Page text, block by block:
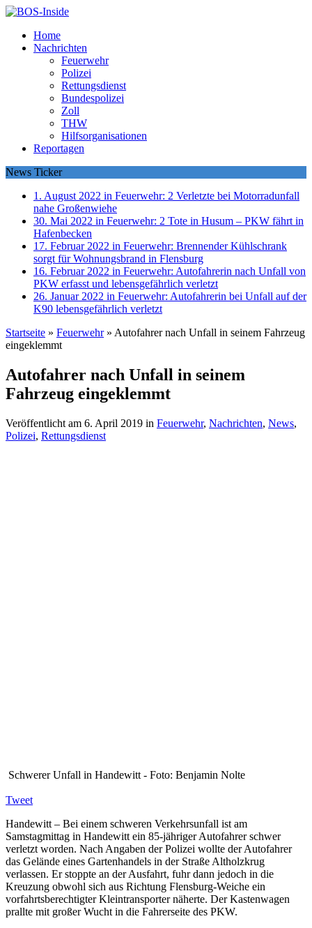
Home
Nachrichten
Feuerwehr
Polizei
Rettungsdienst
Bundespolizei
Zoll
THW
Hilfsorganisationen
Reportagen
News Ticker
1. August 2022 in Feuerwehr: 2 Verletzte bei Motorradunfall
nahe Großenwiehe
30. Mai 2022 in Feuerwehr: 2 Tote in Husum – PKW fährt in
Hafenbecken
17. Februar 2022 in Feuerwehr: Brennender Kühlschrank
sorgt für Wohnungsbrand in Flensburg
16. Februar 2022 in Feuerwehr: Autofahrerin nach Unfall von
PKW erfasst und lebensgefährlich verletzt
26. Januar 2022 in Feuerwehr: Autofahrerin bei Unfall auf der
K90 lebensgefährlich verletzt
Startseite » Feuerwehr » Autofahrer nach Unfall in seinem Fahrzeug
eingeklemmt
Autofahrer nach Unfall in seinem
Fahrzeug eingeklemmt
Veröffentlicht am 6. April 2019 in Feuerwehr, Nachrichten, News,
Polizei, Rettungsdienst
Schwerer Unfall in Handewitt - Foto: Benjamin Nolte
Tweet
Handewitt – Bei einem schweren Verkehrsunfall ist am
Samstagmittag in Handewitt ein 85-jähriger Autofahrer schwer
verletzt worden. Nach Angaben der Polizei wollte der Autofahrer
das Gelände eines Gartenhandels in der Straße Altholzkrug
verlassen. Er stoppte an der Ausfahrt, fuhr dann jedoch in die
Kreuzung obwohl sich aus Richtung Flensburg-Weiche ein
vorfahrtsberechtigter Kleintransporter näherte. Der Kastenwagen
prallte mit großer Wucht in die Fahrerseite des PKW.